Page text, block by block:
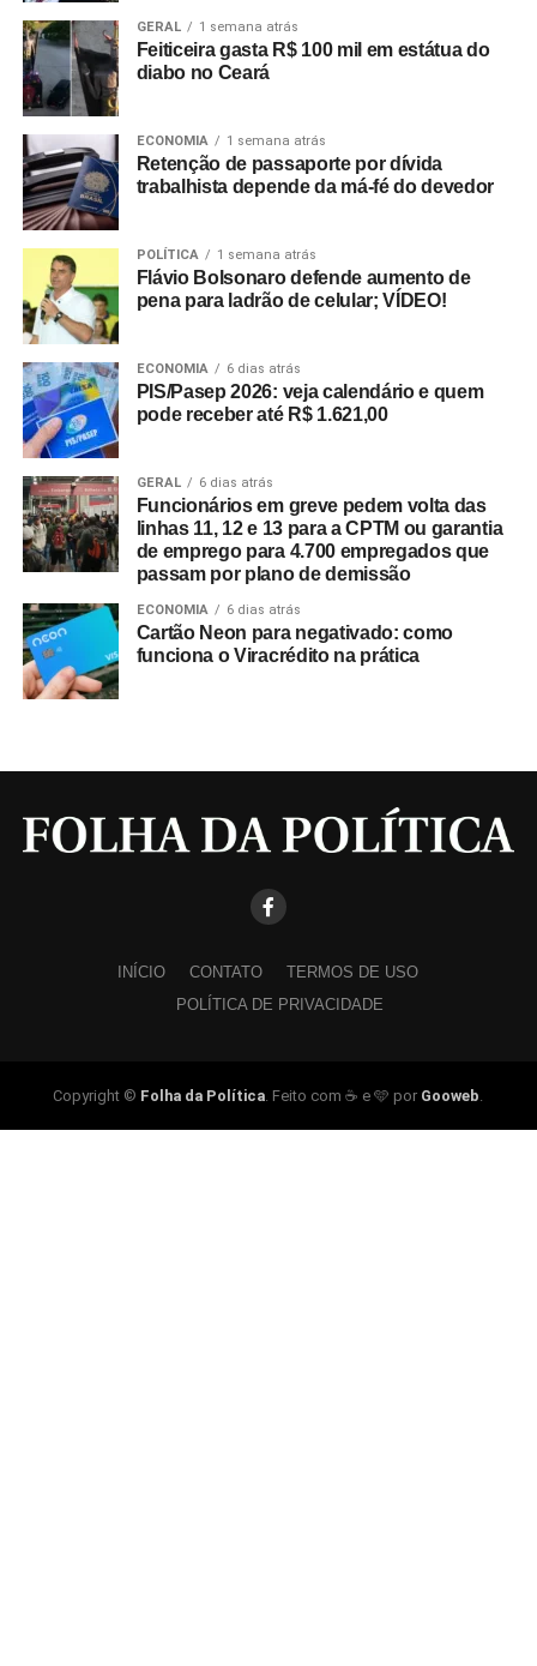
GERAL 1 semana atrás
Feiticeira gasta R$ 100 mil em estátua do
diabo no Ceará
ECONOMIA 1 semana atrás
Retenção de passaporte por dívida
trabalhista depende da má-fé do devedor
POLÍTICA 1 semana atrás
Flávio Bolsonaro defende aumento de
pena para ladrão de celular; VÍDEO!
ECONOMIA 6 dias atrás
PIS/Pasep 2026: veja calendário e quem
pode receber até R$ 1.621,00
GERAL 6 dias atrás
Funcionários em greve pedem volta das
linhas 11, 12 e 13 para a CPTM ou garantia
de emprego para 4.700 empregados que
passam por plano de demissão
ECONOMIA 6 dias atrás
Cartão Neon para negativado: como
funciona o Viracrédito na prática
INÍCIO CONTATO
TERMOS DE USO
POLÍTICA DE PRIVACIDADE
Copyright © Folha da Política. Feito com ☕ e 🩵 por Gooweb.